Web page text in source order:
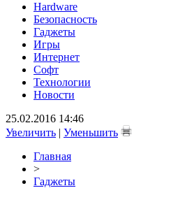
Hardware
Безопасность
Гаджеты
Игры
Интернет
Софт
Технологии
Новости
25.02.2016 14:46
Увеличить | Уменьшить
Главная
>
Гаджеты